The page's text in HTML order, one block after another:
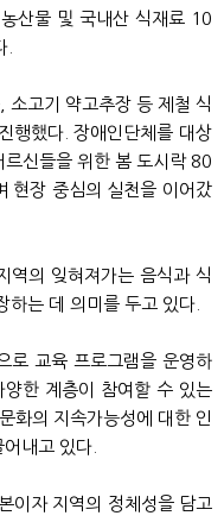
산물 및 국내산 식재료 10
.
고기 약고추장 등 제철 식
행했다. 장애인단체를 대상
신들을 위한 봄 도시락 80
현장 중심의 실천을 이어갔
역의 잊혀져가는 음식과 식
하는 데 의미를 두고 있다.
로 교육 프로그램을 운영하
한 계층이 참여할 수 있는
화의 지속가능성에 대한 인
내고 있다.
이자 지역의 정체성을 담고